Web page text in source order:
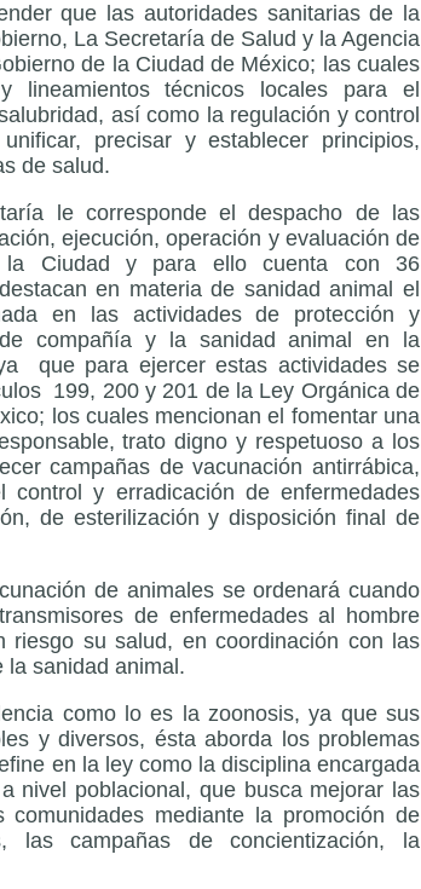
que las autoridades sanitarias de la
La Secretaría de Salud y la Agencia
de la Ciudad de México; las cuales
lineamientos técnicos locales para el
así como la regulación y control
precisar y establecer principios,
de salud.
le corresponde el despacho de las
ejecución, operación y evaluación de
Ciudad y para ello cuenta con 36
en materia de sanidad animal el
en las actividades de protección y
compañía y la sanidad animal en la
que para ejercer estas actividades se
199, 200 y 201 de la Ley Orgánica de
los cuales mencionan el fomentar una
trato digno y respetuoso a los
campañas de vacunación antirrábica,
control y erradicación de enfermedades
de esterilización y disposición final de
de animales se ordenará cuando
de enfermedades al hombre
riesgo su salud, en coordinación con las
la sanidad animal.
como lo es la zoonosis, ya que sus
y diversos, ésta aborda los problemas
en la ley como la disciplina encargada
nivel poblacional, que busca mejorar las
mediante la promoción de
las campañas de concientización, la